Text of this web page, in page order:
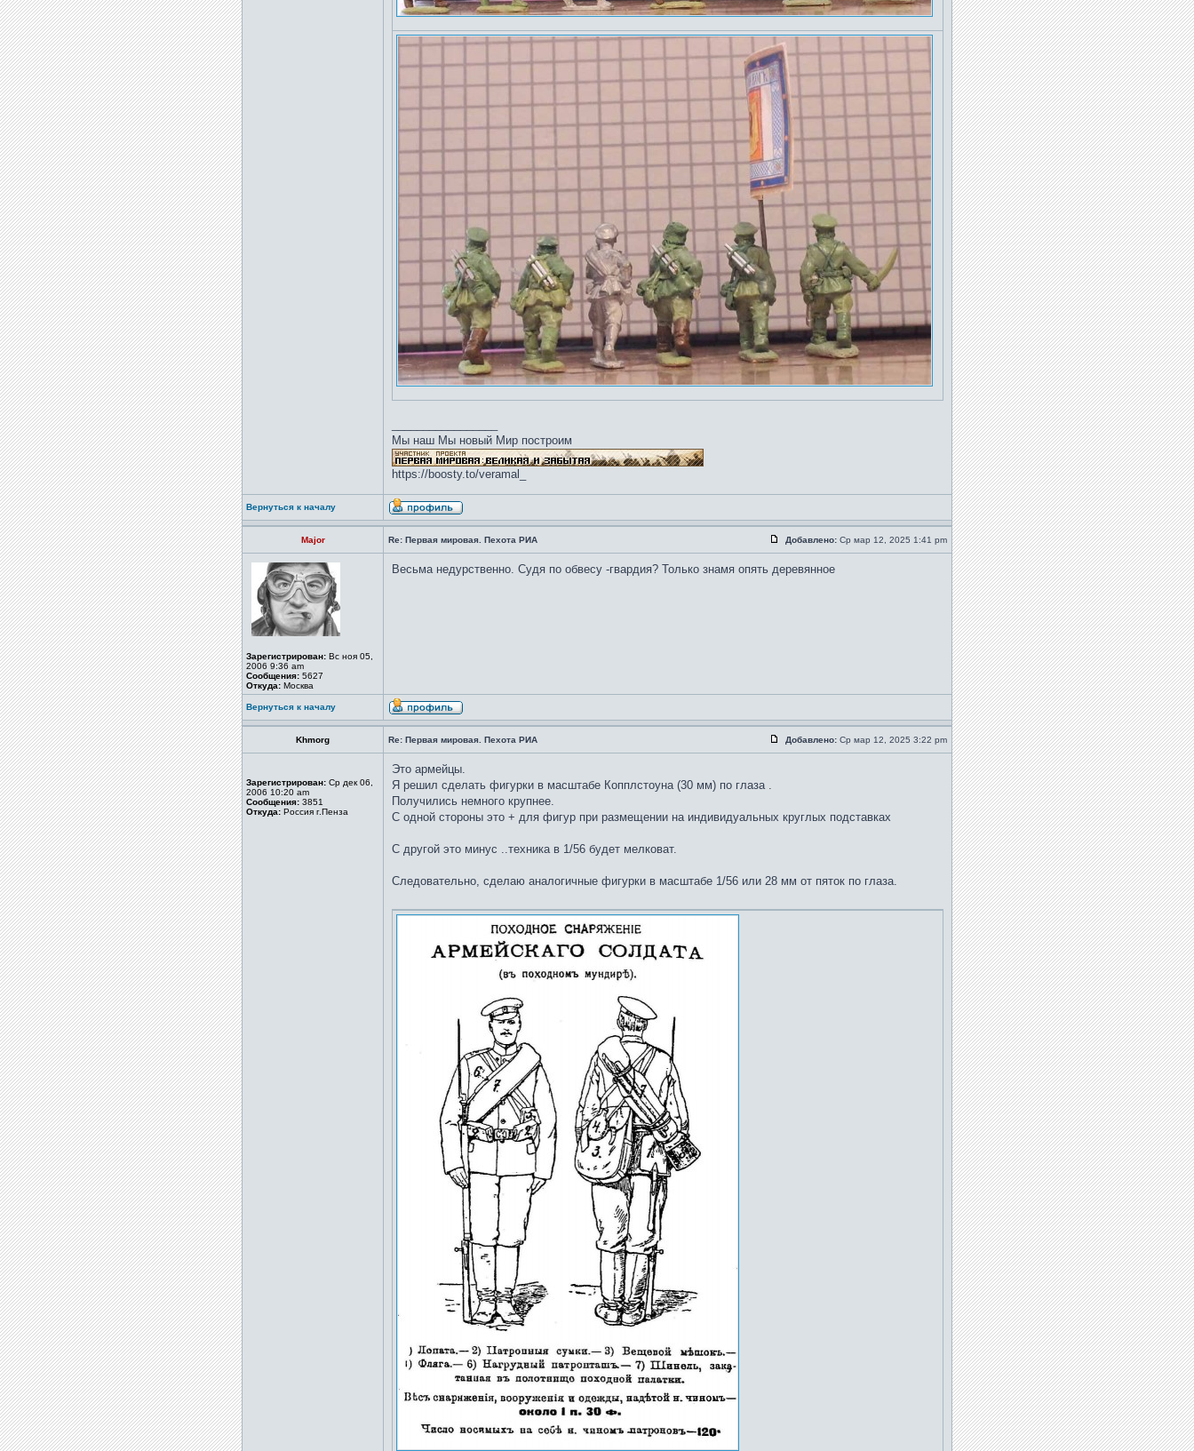
Мы наш Мы новый Мир построим
https://boosty.to/veramal_
Вернуться к началу
Major Re: Первая мировая. Пехота РИА Добавлено: Ср мар 12, 2025 1:41 pm
Зарегистрирован: Вс ноя 05,
2006 9:36 am
Сообщения: 5627
Откуда: Москва
Весьма недурственно. Судя по обвесу -гвардия? Только знамя опять деревянное
Вернуться к началу
Khmorg Re: Первая мировая. Пехота РИА Добавлено: Ср мар 12, 2025 3:22 pm
Зарегистрирован: Ср дек 06,
2006 10:20 am
Сообщения: 3851
Откуда: Россия г.Пенза
Это армейцы.
Я решил сделать фигурки в масштабе Копплстоуна (30 мм) по глаза .
Получились немного крупнее.
С одной стороны это + для фигур при размещении на индивидуальных круглых подставках
С другой это минус ..техника в 1/56 будет мелковат.
Следовательно, сделаю аналогичные фигурки в масштабе 1/56 или 28 мм от пяток по глаза.